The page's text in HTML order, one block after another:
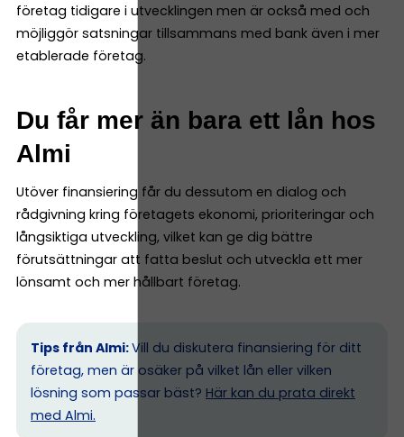
företag tidigare i utvecklingen men är också med och
möjliggör satsningar tillsammans med bank även i mer
etablerade företag.
Du får mer än bara ett lån hos
Almi
Utöver finansiering får du dessutom en dialog och
rådgivning kring företagets ekonomi, prioriteringar och
långsiktiga utveckling, vilket kan ge dig bättre
förutsättningar att fatta beslut och utveckla ett mer
lönsamt och mer hållbart företag.
Tips från Almi:Vill du diskutera finansiering för ditt
företag, men är osäker på vilket lån eller vilken
lösning som passar bäst? Här kan du prata direkt
med Almi.